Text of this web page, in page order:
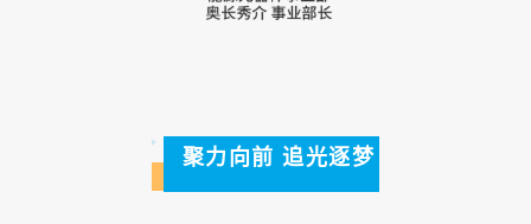
聚力向前 追光逐梦